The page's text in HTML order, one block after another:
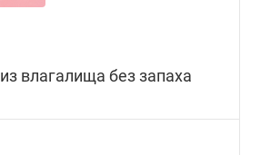
влагалища без запаха